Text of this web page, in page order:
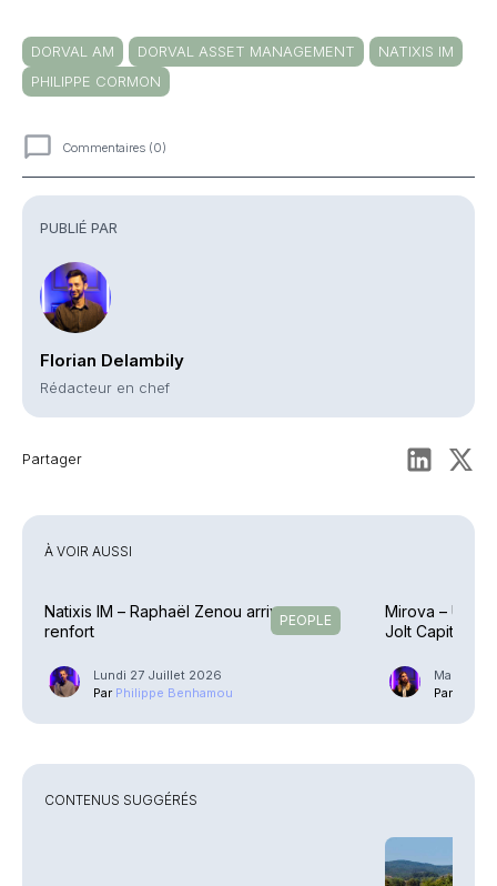
PUBLIÉ PAR
Florian Delambily
Rédacteur en chef
Partager
DORVAL AM DORVAL ASSET MANAGEMENT
NATIXIS IM
PHILIPPE CORMON
Commentaires (0)
À VOIR AUSSI
PEOPLE
Natixis IM – Raphaël Zenou arrive en
renfort
Lundi 27 Juillet 2026
Par Philippe Benhamou
Mirova – Une
Jolt Capital
Mardi 21
Par
CONTENUS SUGGÉRÉS